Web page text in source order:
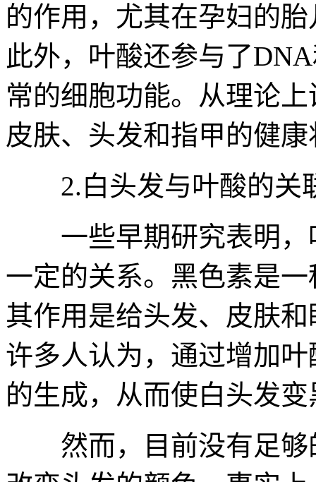
的作用，尤其在孕妇的
此外，叶酸还参与了
常的细胞功能。从理论
皮肤、头发和指甲的健
2.白头发与叶酸的关
一些早期研究表明，
一定的关系。黑色素是
其作用是给头发、皮肤
许多人认为，通过增加
的生成，从而使白头发变
然而，目前没有足够